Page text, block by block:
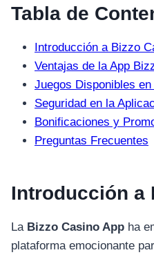
Tabla de
Introducción a Bizzo
Ventajas de la App
Juegos Disponibles en
Seguridad en la
Bonificaciones y
Preguntas Frecuentes
Introducción a
La Bizzo Casino App ha
plataforma emocionante